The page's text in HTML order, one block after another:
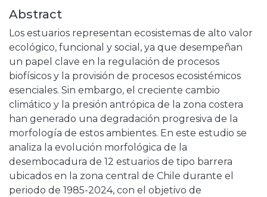
Abstract
Los estuarios representan ecosistemas de alto valor
ecológico, funcional y social, ya que desempeñan
un papel clave en la regulación de procesos
biofísicos y la provisión de procesos ecosistémicos
esenciales. Sin embargo, el creciente cambio
climático y la presión antrópica de la zona costera
han generado una degradación progresiva de la
morfología de estos ambientes. En este estudio se
analiza la evolución morfológica de la
desembocadura de 12 estuarios de tipo barrera
ubicados en la zona central de Chile durante el
periodo de 1985-2024, con el objetivo de